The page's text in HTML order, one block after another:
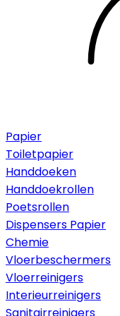
Papier
Toiletpapier
Handdoeken
Handdoekrollen
Poetsrollen
Dispensers Papier
Chemie
Vloerbeschermers
Vloerreinigers
Interieurreinigers
Sanitairreinigers